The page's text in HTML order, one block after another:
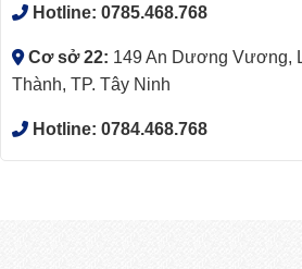
Hotline: 0785.468.768
Cơ sở 22: 149 An Dương Vương,
Thành, TP. Tây Ninh
Hotline: 0784.468.768